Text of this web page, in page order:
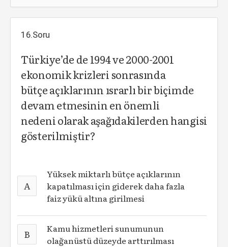
16.Soru
Türkiye’de de 1994 ve 2000-2001
ekonomik krizleri sonrasında
bütçe açıklarının ısrarlı bir biçimde
devam etmesinin en önemli
nedeni olarak aşağıdakilerden hangisi
gösterilmiştir?
A
Yüksek miktarlı bütçe açıklarının
kapatılması için giderek daha fazla
faiz yükü altına girilmesi
B
Kamu hizmetleri sunumunun
olağanüstü düzeyde arttırılması